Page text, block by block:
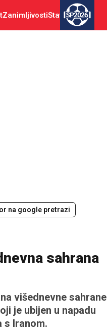
ZanimljivostiStav SP2026
na google pretrazi
sahrana
višednevne sahrane
je ubijen u napadu
s Iranom.